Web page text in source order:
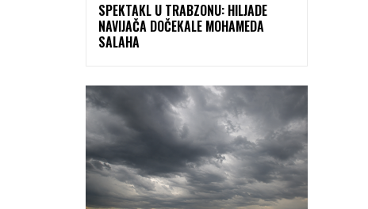
SPEKTAKL U TRABZONU: HILJADE
NAVIJAČA DOČEKALE MOHAMEDA
SALAHA